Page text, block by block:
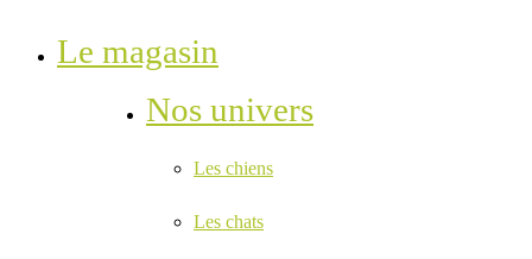
Le magasin
Nos univers
Les chiens
Les chats